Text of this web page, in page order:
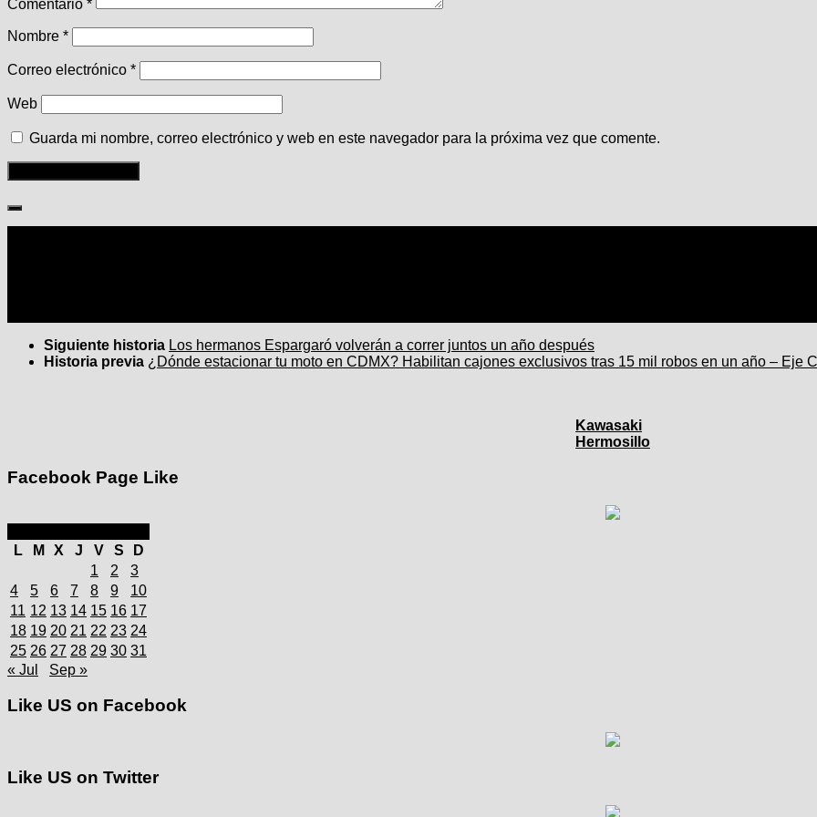
Comentario *
Nombre *
Correo electrónico *
Web
Guarda mi nombre, correo electrónico y web en este navegador para la próxima vez que comente.
Siguiente historia Los hermanos Espargaró volverán a correr juntos un año después
Historia previa ¿Dónde estacionar tu moto en CDMX? Habilitan cajones exclusivos tras 15 mil robos en un año – Eje
Kawasaki
Hermosillo
Facebook Page Like
L
M X J V S
D
1
2
3
4
5 6 7 8 9
10
11 12 13 14 15 16 17
18 19 20 21 22 23 24
25 26 27 28 29 30 31
« Jul
Sep »
Like US on Facebook
Like US on Twitter